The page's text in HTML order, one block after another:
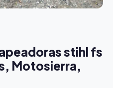
stihl fs
Motosierra,